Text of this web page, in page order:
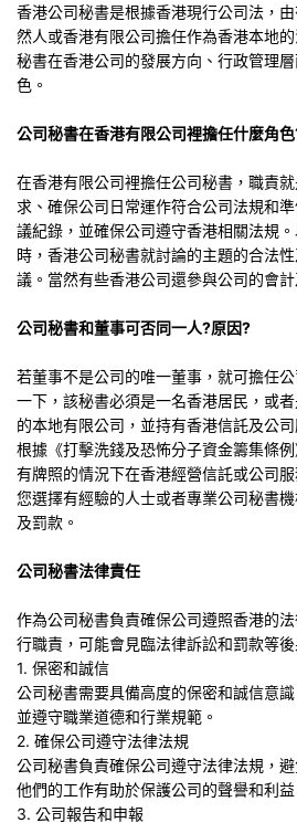
香港公司秘書是根據香港現行公司法，
然人或香港有限公司擔任作為香港本地
秘書在香港公司的發展方向、行政管理
色。
公司秘書在香港有限公司裡擔任什麼角
在香港有限公司裡擔任公司秘書，職責
求、確保公司日常運作符合公司法規和
議紀錄，並確保公司遵守香港相關法規
時，香港公司秘書就討論的主題的合法
議。當然有些香港公司還參與公司的會
公司秘書和董事可否同一人?原因?
若董事不是公司的唯一董事，就可擔任
一下，該秘書必須是一名香港居民，或
的本地有限公司，並持有香港信託及公
根據《打擊洗錢及恐怖分子資金籌集條
有牌照的情況下在香港經營信託或公司
您選擇有經驗的人士或者專業公司秘書
及罰款。
公司秘書法律責任
作為公司秘書負責確保公司遵照香港的
行職責，可能會見臨法律訴訟和罰款等後
1. 保密和誠信
公司秘書需要具備高度的保密和誠信意
並遵守職業道德和行業規範。
2. 確保公司遵守法律法規
公司秘書負責確保公司遵守法律法規，
他們的工作有助於保護公司的聲譽和利益
3. 公司報告和申報